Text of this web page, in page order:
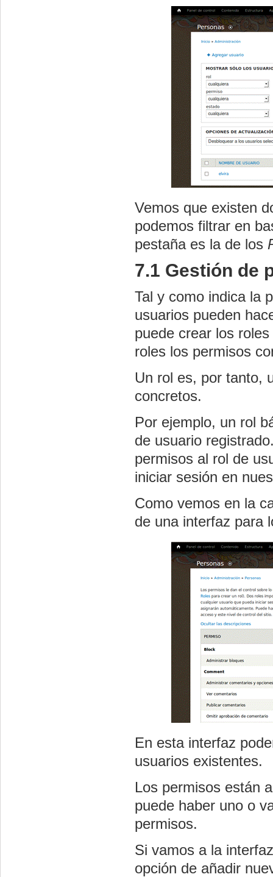
Vemos que existen
podemos filtrar en
pestaña es la de los
7.1 Gestión de
Tal y como indica la
usuarios pueden
puede crear los
roles los permisos
Un rol es, por tanto,
concretos.
Por ejemplo, un rol
de usuario
permisos al rol de
iniciar sesión en
Como vemos en la
de una interfaz para
En esta interfaz
usuarios existentes.
Los permisos están
puede haber uno o
permisos.
Si vamos a la
opción de añadir